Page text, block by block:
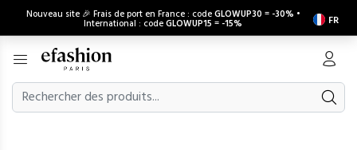
Nouveau site 🎉 Frais de port en France : codeGLOWUP30 = -30% •
International : codeGLOWUP15 = -15% FR